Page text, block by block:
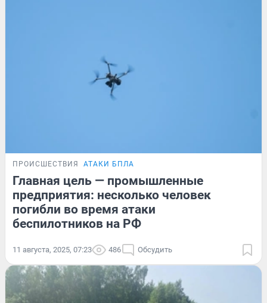
ПРОИСШЕСТВИЯ АТАКИ БПЛА
Главная цель — промышленные
предприятия: несколько человек
погибли во время атаки
беспилотников на РФ
11 августа, 2025, 07:23 486 Обсудить